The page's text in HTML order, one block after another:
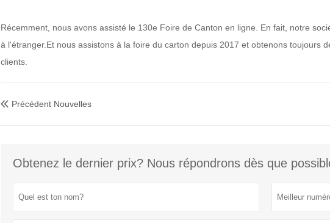
Récemment, nous avons assisté le 130e Foire de Canton en ligne. En fait, notre
à l'étranger. Et nous assistons à la foire du carton depuis 2017 et obtenons toujours
clients.
 Précédent Nouvelles
Obtenez le dernier prix? Nous répondrons dès que